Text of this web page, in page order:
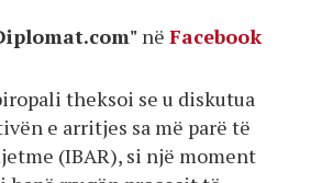
në Facebook
theksoi se u diskutua
e arritjes sa më parë të
(IBAR), si një moment